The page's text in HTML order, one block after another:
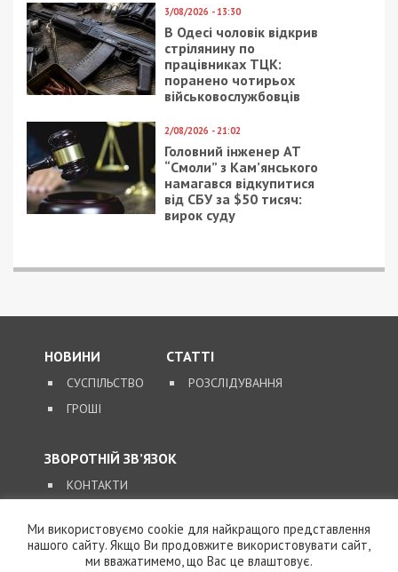
3/08/2026 - 13:30
В Одесі чоловік відкрив
стрілянину по
працівниках ТЦК:
поранено чотирьох
військовослужбовців
2/08/2026 - 21:02
Головний інженер АТ
“Смоли” з Кам’янського
намагався відкупитися
від СБУ за $50 тисяч:
вирок суду
НОВИНИ
СУСПІЛЬСТВО
ГРОШІ
СТАТТІ
РОЗСЛІДУВАННЯ
ЗВОРОТНІЙ ЗВ’ЯЗОК
КОНТАКТИ
SUPPORT@49000.COM.UA
Ми використовуємо cookie для найкращого представлення
нашого сайту. Якщо Ви продовжите використовувати сайт,
ми вважатимемо, що Вас це влаштовує.